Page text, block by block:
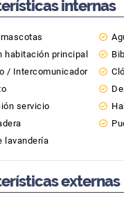
internas
habitación principal
/ Intercomunicador
servicio
lavandería
externas